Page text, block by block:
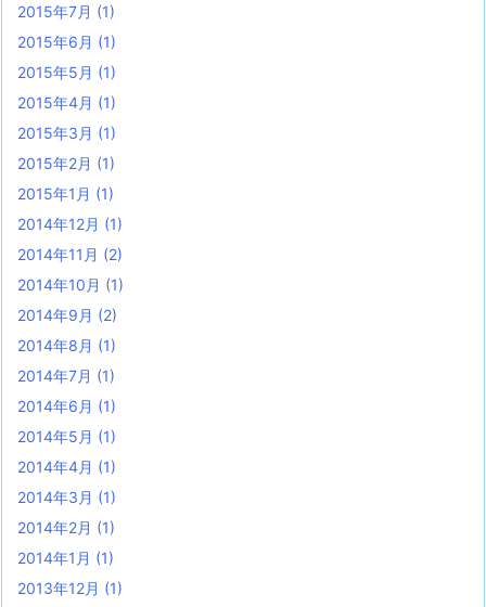
2015年7月 (1)
2015年6月 (1)
2015年5月 (1)
2015年4月 (1)
2015年3月 (1)
2015年2月 (1)
2015年1月 (1)
2014年12月 (1)
2014年11月 (2)
2014年10月 (1)
2014年9月 (2)
2014年8月 (1)
2014年7月 (1)
2014年6月 (1)
2014年5月 (1)
2014年4月 (1)
2014年3月 (1)
2014年2月 (1)
2014年1月 (1)
2013年12月 (1)